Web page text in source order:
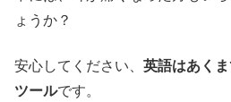
ょうか？
安心してください、 英語はあく
ツールです。